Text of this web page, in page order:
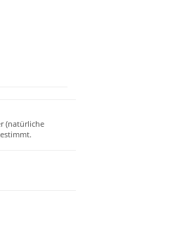
(natürliche